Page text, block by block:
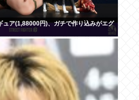
ュア(1,88000円)、ガチで作り込みがエグ